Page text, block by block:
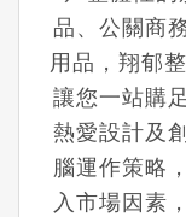
品、公關商
用品， 翔郁
讓您一站購
熱愛設計及
腦運作策略
入市場因素